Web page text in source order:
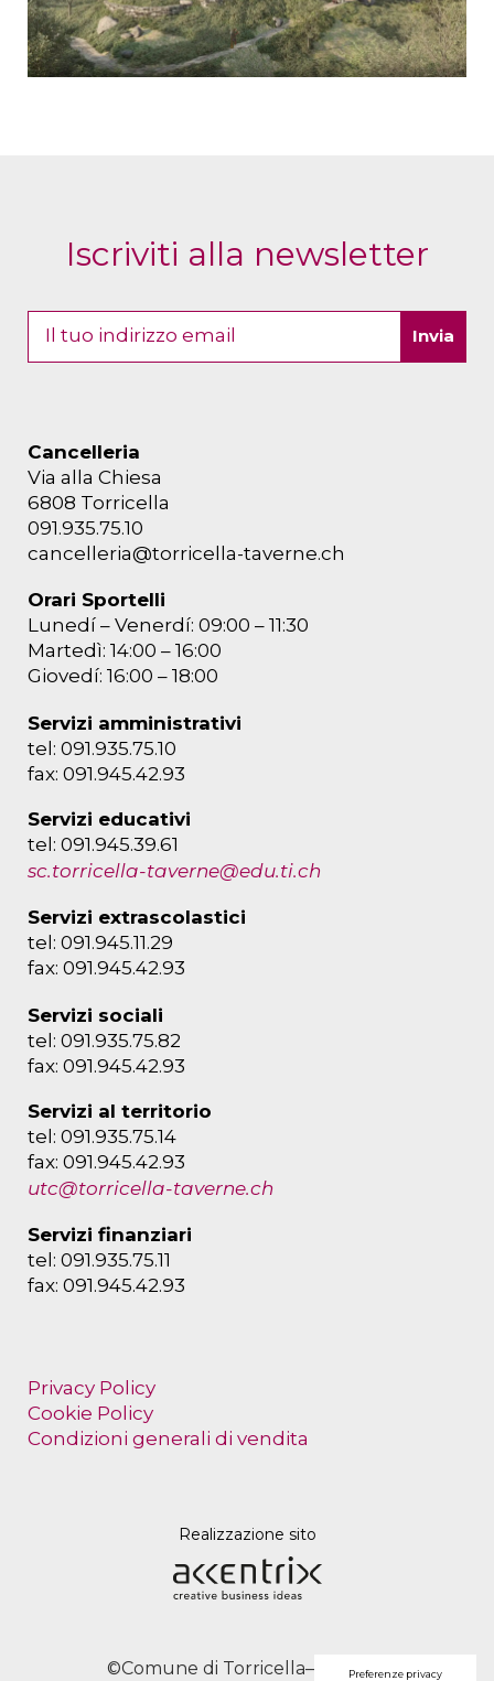
Iscriviti alla newsletter
Cancelleria
Via alla Chiesa
6808 Torricella
091.935.75.10
cancelleria@torricella-taverne.ch
Orari Sportelli
Lunedí – Venerdí: 09:00 – 11:30
Martedì: 14:00 – 16:00
Giovedí: 16:00 – 18:00
Servizi amministrativi
tel: 091.935.75.10
fax: 091.945.42.93
Servizi educativi
tel: 091.945.39.61
sc.torricella-taverne@edu.ti.ch
Servizi extrascolastici
tel: 091.945.11.29
fax: 091.945.42.93
Servizi sociali
tel: 091.935.75.82
fax: 091.945.42.93
Servizi al territorio
tel: 091.935.75.14
fax: 091.945.42.93
utc@torricella-taverne.ch
Servizi finanziari
tel: 091.935.75.11
fax: 091.945.42.93
Privacy Policy
Cookie Policy
Condizioni generali di vendita
Realizzazione sito
©Comune di Torricella–Taverne